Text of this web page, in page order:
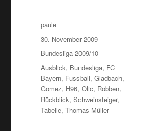
Autor
paule
Veröffentlicht
am
30. November 2009
Kategorien
Bundesliga 2009/10
Schlagwörter
Ausblick, Bundesliga, FC
Bayern, Fussball,Gladbach,
Gomez, H96,Olic, Robben,
Rückblick,Schweinsteiger,
Tabelle,Thomas Müller